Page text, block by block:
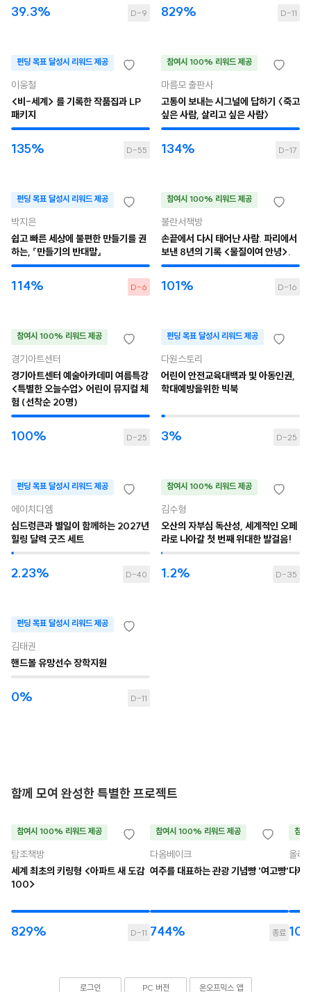
39.3% D-9 829% D-11
펀딩 목표 달성시 리워드 제공
이웅철
<비-세계> 를 기록한 작품집과 LP
패키지
135% D-55
참여시 100% 리워드 제공
마름모 출판사
고통이 보내는 시그널에 답하기 〈죽고
싶은 사람, 살리고 싶은 사람〉
134% D-17
펀딩 목표 달성시 리워드 제공
박지은
쉽고 빠른 세상에 불편한 만들기를 권
하는, 『만들기의 반대말』
114% D-6
참여시 100% 리워드 제공
불란서책방
손끝에서 다시 태어난 사람. 파리에서
보낸 8년의 기록 <물질이여 안녕>.
101% D-16
참여시 100% 리워드 제공
경기아트센터
경기아트센터 예술아카데미 여름특강
<특별한 오늘수업> 어린이 뮤지컬 체
험 (선착순 20명)
100% D-25
펀딩 목표 달성시 리워드 제공
다원스토리
어린이 안전교육대백과 및 아동인권,
학대예방을위한 빅북
3% D-25
펀딩 목표 달성시 리워드 제공
에이치디엠
심드렁큰과 별일이 함께하는 2027년
힐링 달력 굿즈 세트
2.23% D-40
참여시 100% 리워드 제공
김수형
오산의 자부심 독산성, 세계적인 오페
라로 나아갈 첫 번째 위대한 발걸음!
1.2% D-35
펀딩 목표 달성시 리워드 제공
김태권
핸드볼 유망선수 장학지원
0% D-11
함께 모여 완성한 특별한 프로젝트
참여시 100% 리워드 제공
탐조책방
세계 최초의 키링형 <아파트 새 도감
100>
829% D-11
참여시 100% 리워드 제공
다옴베이크
여주를 대표하는 관광 기념빵 '여고빵'
744% 종료
참
올라
다재
로그인 PC 버전 온오프믹스 앱